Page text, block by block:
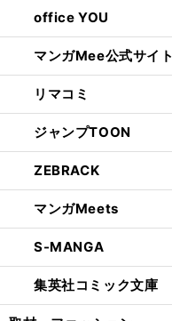
office YOU
マンガMee公式サイト
リマコミ
ジャンプTOON
ZEBRACK
マンガMeets
S-MANGA
集英社コミック文庫